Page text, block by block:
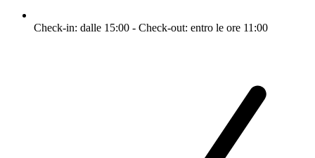
Check-in: dalle 15:00 - Check-out: entro le ore 11:00